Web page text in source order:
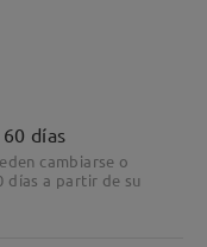
días
cambiarse o
días a partir de su